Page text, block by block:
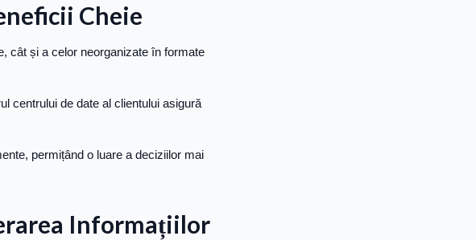
Cheie
cât și a celor neorganizate în formate
centrului de date al clientului asigură
permițând o luare a deciziilor mai
Informațiilor